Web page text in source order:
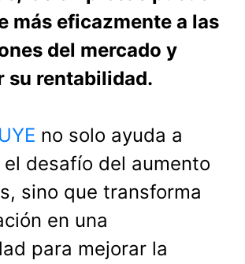
más eficazmente a las
del mercado y
su rentabilidad.
no solo ayuda a
desafío del aumento
sino que transforma
en una
para mejorar la